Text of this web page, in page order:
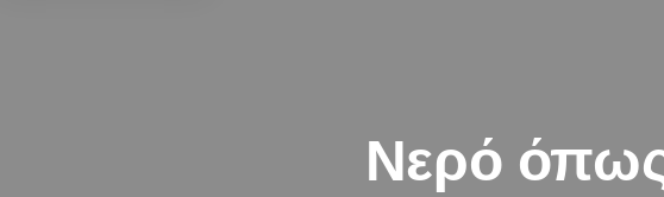
Νερό